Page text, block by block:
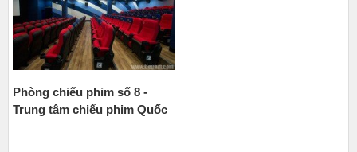
Phòng chiếu phim số 8 -
Trung tâm chiếu phim Quốc